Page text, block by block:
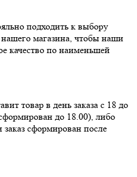
подходить к выбору
нашего магазина, чтобы наши
качество по наименьшей
товар в день заказа с 18 до
до 18.00), либо
сформирован после